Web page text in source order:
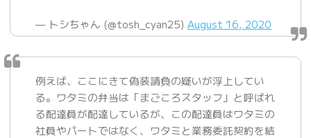
— トシちゃん (@tosh_cyan25)August 16, 2020
例えば、ここにきて偽装請負の疑いが浮上してい
る。ワタミの弁当は「まごころスタッフ」と呼ばれ
る配達員が配達しているが、この配達員はワタミの
社員やパートではなく、ワタミと業務委託契約を結